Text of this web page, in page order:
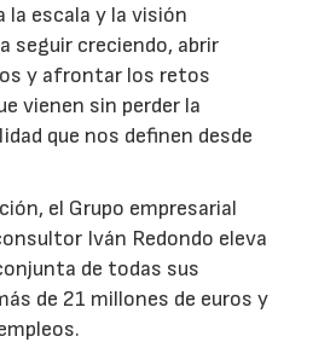
la escala y la visión
seguir creciendo, abrir
y afrontar los retos
vienen sin perder la
que nos definen desde
el Grupo empresarial
Iván Redondo eleva
de todas sus
de 21 millones de euros y